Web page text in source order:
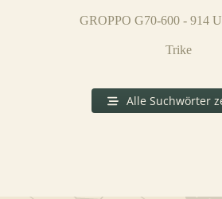
GROPPO G70-600 - 914
Trike
Alle Suchwörter